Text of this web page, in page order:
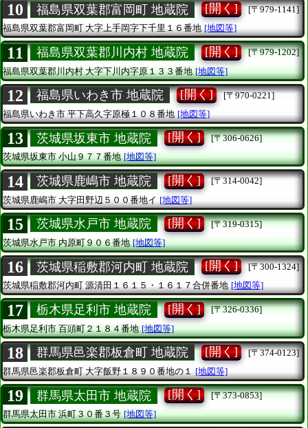
10 福島県双葉郡富岡町 地蔵院 [開く]
[〒979-1141]
福島県双葉郡富岡町大字上手岡字下千里１６番地 [地図等]
11 福島県双葉郡川内村 地蔵院 [開く]
[〒979-1202]
福島県双葉郡川内村大字下川内字原１３３番地 [地図等]
12 福島県いわき市 地蔵院 [開く]
[〒970-0221]
福島県いわき市 平下高久字原極１０８番地 [地図等]
13 茨城県坂東市 地蔵院 [開く]
[〒306-0626]
茨城県坂東市小山９７７番地 [地図等]
14 茨城県鹿嶋市 地蔵院 [開く]
[〒314-0042]
茨城県鹿嶋市 大字田野辺５００番地イ [地図等]
15 茨城県水戸市 地蔵院 [開く]
[〒319-0315]
茨城県水戸市内原町９０６番地 [地図等]
16 茨城県稲敷郡河内町 地蔵院 [開く]
[〒300-1324]
茨城県稲敷郡河内町源清田１６１５・１６１７合併番地 [地図等]
17 栃木県足利市 地蔵院 [開く]
[〒326-0336]
栃木県足利市百頭町２１８４番地 [地図等]
18 群馬県邑楽郡板倉町 地蔵院 [開く]
[〒374-0123]
群馬県邑楽郡板倉町 大字飯野１８９０番地の１ [地図等]
19 群馬県太田市 地蔵院 [開く]
[〒373-0853]
群馬県太田市浜町３０番３号 [地図等]